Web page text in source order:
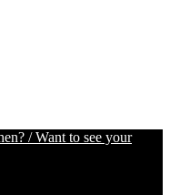
/ Want to see your